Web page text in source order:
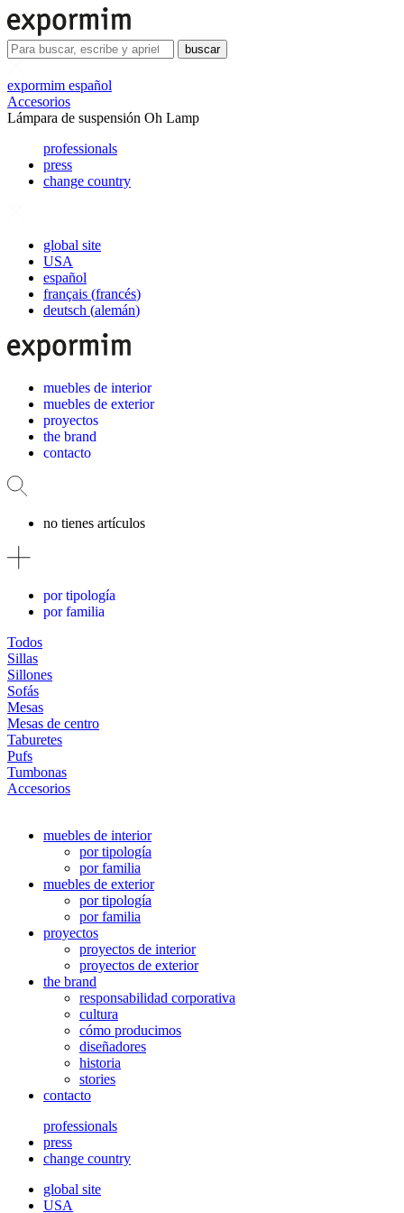
buscar
expormim español
Accesorios
Lámpara de suspensión Oh Lamp
professionals
press
change country
global site
USA
español
français (francés)
deutsch (alemán)
muebles de interior
muebles de exterior
proyectos
the brand
contacto
no tienes artículos
por tipología
por familia
Todos
Sillas
Sillones
Sofás
Mesas
Mesas de centro
Taburetes
Pufs
Tumbonas
Accesorios
muebles de interior
por tipología
por familia
muebles de exterior
por tipología
por familia
proyectos
proyectos de interior
proyectos de exterior
the brand
responsabilidad corporativa
cultura
cómo producimos
diseñadores
historia
stories
contacto
professionals
press
change country
global site
USA